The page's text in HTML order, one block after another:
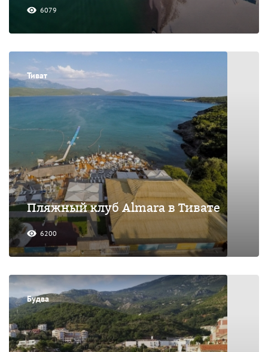
6079
Тиват
Пляжный клуб Almara в Тивате
6200
Будва